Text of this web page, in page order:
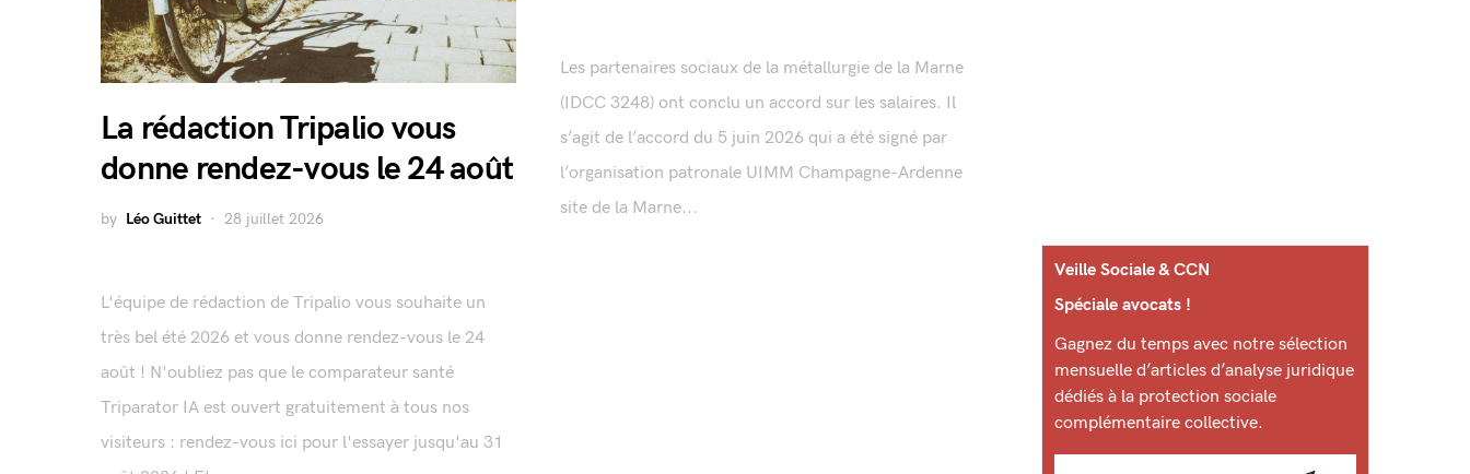
La rédaction Tripalio vous
donne rendez-vous le 24 août
by Léo Guittet 28 juillet 2026
L'équipe de rédaction de Tripalio vous souhaite un
très bel été 2026 et vous donne rendez-vous le 24
août ! N'oubliez pas que le comparateur santé
Triparator IA est ouvert gratuitement à tous nos
visiteurs : rendez-vous ici pour l'essayer jusqu'au 31
Les partenaires sociaux de la métallurgie de la Marne
(IDCC 3248) ont conclu un accord sur les salaires. Il
s’agit de l’accord du 5 juin 2026 qui a été signé par
l’organisation patronale UIMM Champagne-Ardenne
site de la Marne...
Veille Sociale & CCN
Spéciale avocats !
Gagnez du temps avec notre sélection
mensuelle d’articles d’analyse juridique
dédiés à la protection sociale
complémentaire collective.